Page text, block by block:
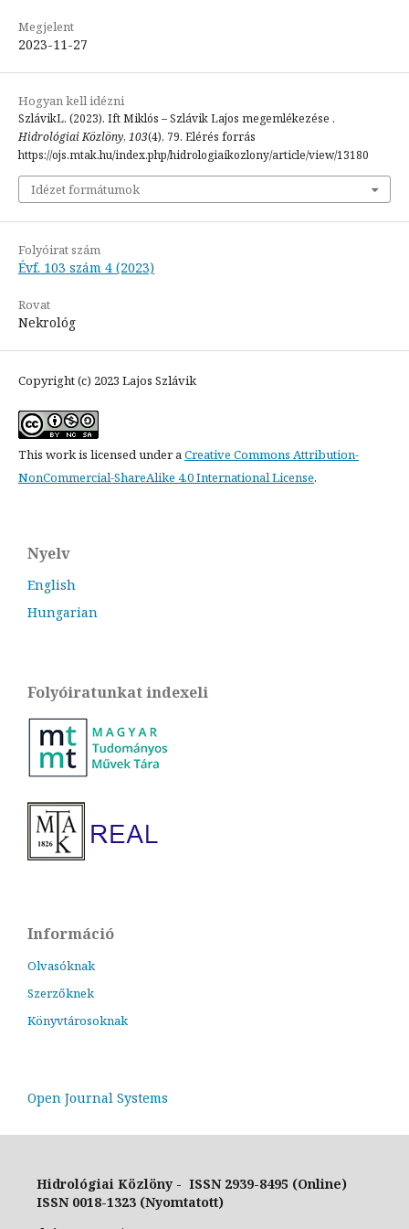
Megjelent
2023-11-27
Hogyan kell idézni
SzlávikL. (2023). Ift Miklós – Szlávik Lajos megemlékezése .
Hidrológiai Közlöny, 103(4), 79. Elérés forrás
https://ojs.mtak.hu/index.php/hidrologiaikozlony/article/view/13180
Idézet formátumok
Folyóirat szám
Évf. 103 szám 4 (2023)
Rovat
Nekrológ
Copyright (c) 2023 Lajos Szlávik
This work is licensed under aCreative Commons Attribution-
NonCommercial-ShareAlike 4.0 International License.
Nyelv
English
Hungarian
Folyóiratunkat indexeli
Információ
Olvasóknak
Szerzőknek
Könyvtárosoknak
Open Journal Systems
Hidrológiai Közlöny - ISSN 2939-8495 (Online)
ISSN 0018-1323 (Nyomtatott)